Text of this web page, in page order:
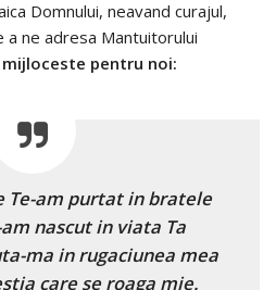
Domnului, neavand curajul,
ne adresa Mantuitorului
pentru noi:
Te-am purtat in bratele
nascut in viata Ta
ma in rugaciunea mea
care se roaga mie.